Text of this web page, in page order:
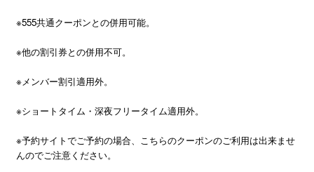
※555共通クーポンとの併用可能。
※他の割引券との併用不可。
※メンバー割引適用外。
※ショートタイム・深夜フリータイム適用外。
※予約サイトでご予約の場合、こちらのクーポンのご利用は出来ませ
んのでご注意ください。